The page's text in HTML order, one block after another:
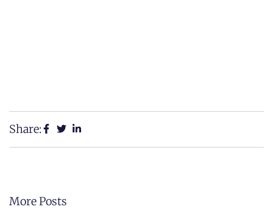
Share:
More Posts